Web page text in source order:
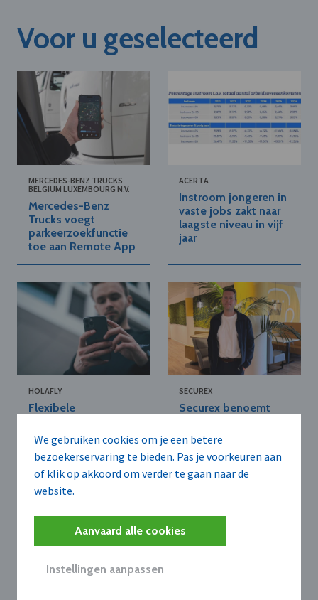
We gebruiken cookies om je een betere
bezoekerservaring te bieden. Pas je voorkeuren aan
of klik op akkoord om verder te gaan naar de
website.
Aanvaard alle cookies
Instellingen aanpassen
Voor u geselecteerd
MERCEDES-BENZ TRUCKS
BELGIUM LUXEMBOURG N.V.
Mercedes-Benz
Trucks voegt
parkeerzoekfunctie
toe aan Remote App
ACERTA
Instroom jongeren in
vaste jobs zakt naar
laagste niveau in vijf
jaar
HOLAFLY
Flexibele
voor zakelijke
reizigers en expats
SECUREX
Securex benoemt
chief technology &
officer